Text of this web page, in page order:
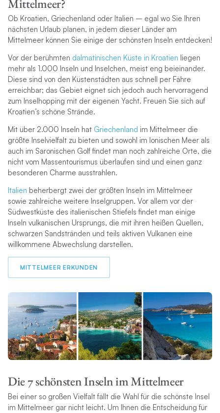
Mittelmeer?
Ob Kroatien, Griechenland oder Italien – egal wo Sie Ihren
nächsten Urlaub planen, in jedem dieser Länder am
Mittelmeer können Sie einige der schönsten Inseln entdecken!
Vor der berühmten dalmatinischen Küste in Kroatien liegen
mehr als 1.000 Inseln und Inselchen, meist eng beieinander.
Diese sind von den Küstenstädten aus schnell per Fähre
erreichbar; das Gebiet eignet sich jedoch auch hervorragend
zum Inselhopping mit der eigenen Yacht. Freuen Sie sich auf
Kroatien’s schöne Strände.
Mit über 2.000 Inseln hat Griechenland im Mittelmeer die
größte Inselvielfalt zu bieten und sowohl im Ionischen Meer als
auch im Saronischen Golf findet man noch zahlreiche Orte, die
nicht vom Massentourismus überlaufen sind und einen ganz
besonderen Charme ausstrahlen.
Italien beherbergt zwei der größten Inseln im Mittelmeer
sowie zahlreiche weitere Inselgruppen. Vor allem vor der
Südwestküste des italienischen Stiefels findet man einige
Inseln vulkanischen Ursprungs, die mit ihren heißen Quellen,
schwarzen Sandstränden und teils aktiven Vulkanen eine
willkommene Abwechslung darstellen.
MITTELMEER ERKUNDEN
Die 7 schönsten Inseln im Mittelmeer
Bei einer so großen Vielfalt fällt die Wahl für die schönste Insel
im Mittelmeer gar nicht leicht. Um Ihnen die Entscheidung für